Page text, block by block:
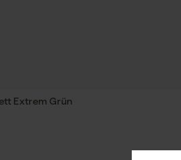
Extrem Grün